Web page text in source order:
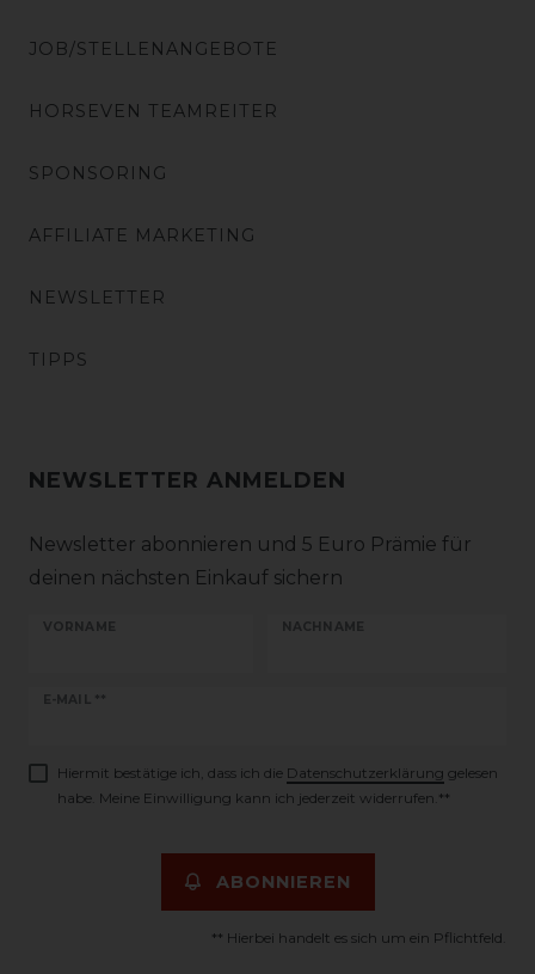
JOB/STELLENANGEBOTE
HORSEVEN TEAMREITER
SPONSORING
AFFILIATE MARKETING
NEWSLETTER
TIPPS
NEWSLETTER ANMELDEN
Newsletter abonnieren und 5 Euro Prämie für
deinen nächsten Einkauf sichern
VORNAME NACHNAME
E-MAIL **
Newsletter
Hiermit bestätige ich, dass ich die Daten­schutz­erklärung gelesen
habe. Meine Einwilligung kann ich jederzeit widerrufen.**
ABONNIEREN
** Hierbei handelt es sich um ein Pflichtfeld.